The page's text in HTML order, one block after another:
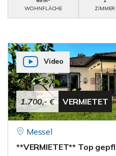
WOHNFLÄCHE
ZIMMER
1.700,- € VERMIETET
Video
Messel
**VERMIETET** Top